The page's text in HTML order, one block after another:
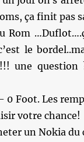
ça finit pas
Rom
le
une question
0 Foot. Les
votre chance!
un Nokia